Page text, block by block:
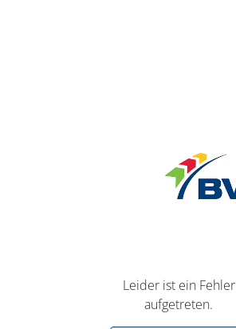
Leider ist ein Fehler
aufgetreten.